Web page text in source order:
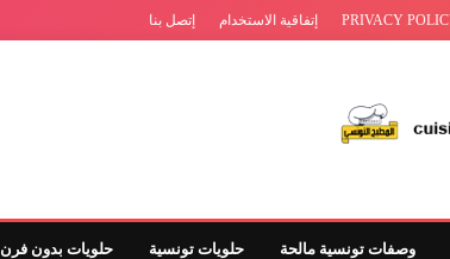
إتفاقية الاستخدام إتصل بنا
وصفات تونسية مالحة حلويات تونسية حلويات بدون فرن